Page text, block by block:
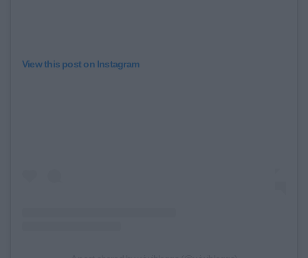
View this post on Instagram